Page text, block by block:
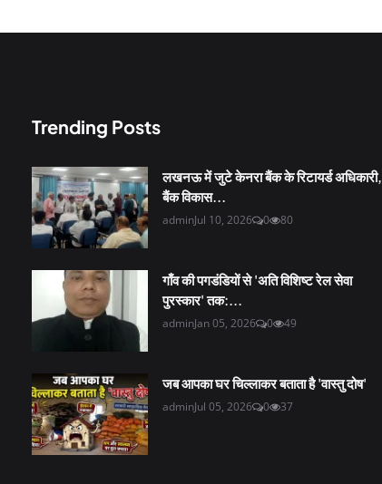
Trending Posts
लखनऊ में जुटे केनरा बैंक के रिटायर्ड अधिकारी,
बैंक विकास...
adminJul 10, 2026 0 80
गाँव की पगडंडियों से 'अति विशिष्ट रेल सेवा
पुरस्कार' तक:...
adminJan 05, 2026 0 49
जब आपका घर चिल्लाकर बताता है 'वास्तु दोष'
adminJul 05, 2026 0 37